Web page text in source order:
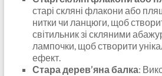
старі скляні флакони або
нитки чи ланцюги, щоб
світильник зі скляними
лампочки, щоб створити
ефект.
Стара дерев’яна балка: